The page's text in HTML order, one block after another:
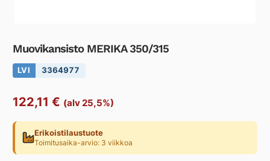
Muovikansisto MERIKA 350/315
LVI 3364977
122,11 € (alv 25,5%)
Erikoistilaustuote
Toimitusaika-arvio: 3 viikkoa